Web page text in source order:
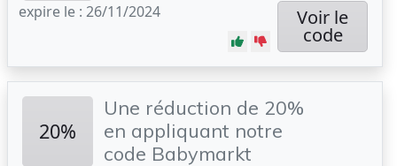
expire le : 26/11/2024 Voir le
code
20%
Une réduction de 20%
en appliquant notre
code Babymarkt